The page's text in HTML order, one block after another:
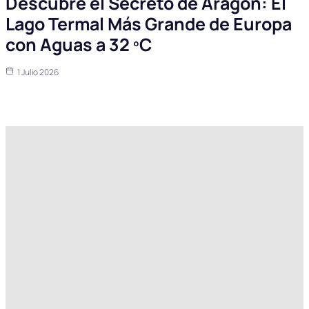
Lago Termal Más Grande de Europa
con Aguas a 32 ºC
1 Julio 2026